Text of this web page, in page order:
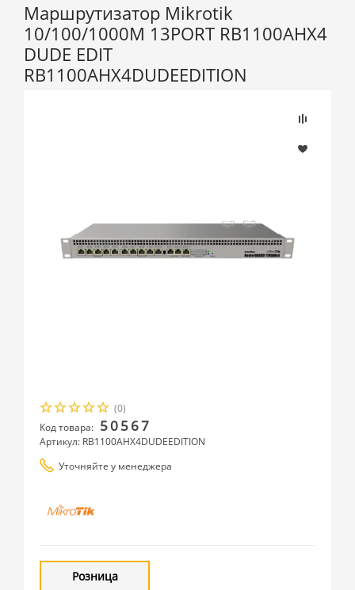
Маршрутизатор Mikrotik
10/100/1000M 13PORT RB1100AHX4
DUDE EDIT
RB1100AHX4DUDEEDITION
(0)
Код товара: 50567
Артикул: RB1100AHX4DUDEEDITION
Уточняйте у менеджера
Розница